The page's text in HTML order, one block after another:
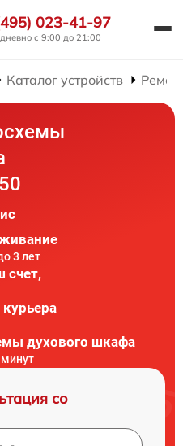
023-41-97
с 9:00 до 21:00
Каталог устройств
3 лет
счет,
духового шкафа
минут
со